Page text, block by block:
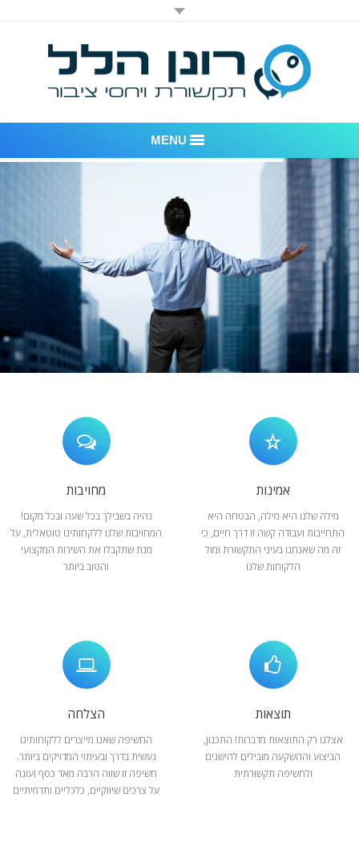
MENU
דוגמאות לעבודות שביצענו
לקוחות – משרד יחסי ציבור רונן הלל
חדר חדשות
המלצות
צור קשר
אמינות
מילה שלנו היא מילה, הבטחה היא
התחייבות ועבודה קשה זו דרך חיים, כי
זה מה שאנחנו בעיני התקשורת ומול
הלקוחות שלנו
מחויבות
נהיה בשבילך בכל שעה ובכל מקום!
המחויבות שלנו ללקחותינו טוטאלית, על
מנת שתקבלו את השירות המקצועי
והטוב ביותר
תוצאות
אצלנו רק התוצאות מדברות! התכנון,
הביצוע וההשקעה מובילים להישגים
ולחשיפה תקשורתית
הצלחה
החשיפה שאנו מייצרים ללקוחותינו
נעשית בדרך ובעיתוי המדויקים ביותר.
חשיפה זו שווה הרבה מאד כסף ועונה
על צרכים שיווקיים, כלכליים ותדמיתיים